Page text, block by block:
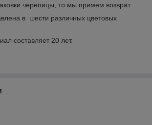
черепицы, то мы примем возврат.
в шести различных цветовых
составляет 20 лет.